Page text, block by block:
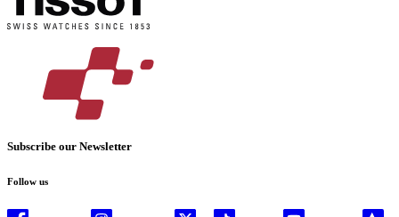
Subscribe our Newsletter
Follow us